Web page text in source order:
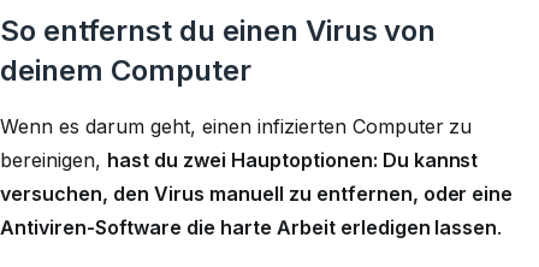
So entfernst du einen Virus von
deinem Computer
Wenn es darum geht, einen infizierten Computer zu
bereinigen, hast du zwei Hauptoptionen: Du kannst
versuchen, den Virus manuell zu entfernen, oder eine
Antiviren-Software die harte Arbeit erledigen lassen.